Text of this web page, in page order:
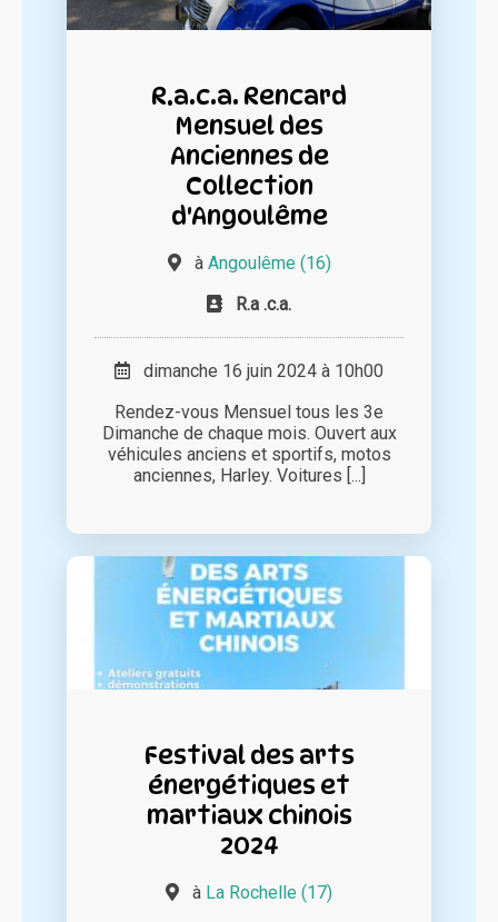
R.a.c.a. Rencard
Mensuel des
Anciennes de
Collection
d'Angoulême
à Angoulême (16)
R.a .c.a.
dimanche 16 juin 2024 à 10h00
Rendez-vous Mensuel tous les 3e
Dimanche de chaque mois. Ouvert aux
véhicules anciens et sportifs, motos
anciennes, Harley. Voitures [...]
Festival des arts
énergétiques et
martiaux chinois
2024
à La Rochelle (17)